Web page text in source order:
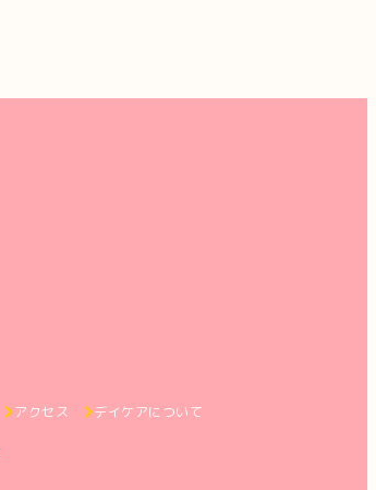
アクセス デイケアについて